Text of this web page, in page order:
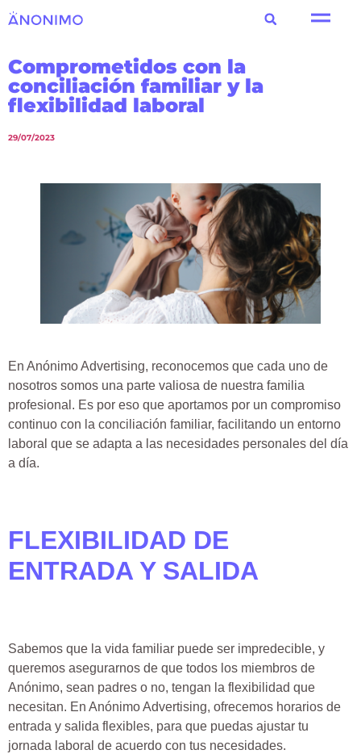
Comprometidos con la
conciliación familiar y la
flexibilidad laboral
29/07/2023
En Anónimo Advertising, reconocemos que cada uno de
nosotros somos una parte valiosa de nuestra familia
profesional. Es por eso que aportamos por un compromiso
continuo con la conciliación familiar, facilitando un entorno
laboral que se adapta a las necesidades personales del día
a día.
FLEXIBILIDAD DE
ENTRADA Y SALIDA
Sabemos que la vida familiar puede ser impredecible, y
queremos asegurarnos de que todos los miembros de
Anónimo, sean padres o no, tengan la flexibilidad que
necesitan. En Anónimo Advertising, ofrecemos horarios de
entrada y salida flexibles, para que puedas ajustar tu
jornada laboral de acuerdo con tus necesidades.